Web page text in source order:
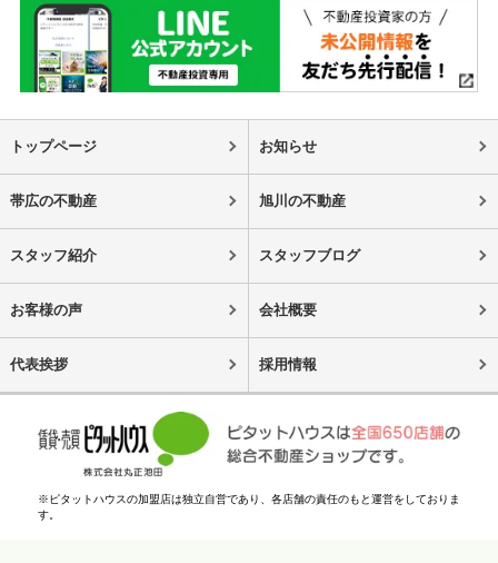
トップページ お知らせ
帯広の不動産 旭川の不動産
スタッフ紹介 スタッフブログ
お客様の声 会社概要
代表挨拶 採用情報
※ピタットハウスの加盟店は独立自営であり、各店舗の責任のもと運営をしておりま
す。